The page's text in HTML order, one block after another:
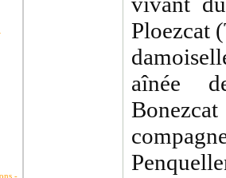
-
Ploezcat
aînée